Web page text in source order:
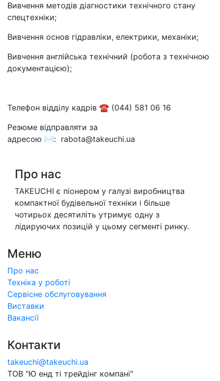
Вивчення методів діагностики технічного стану
спецтехніки;
Вивчення основ гідравліки, електрики, механіки;
Вивчення англійська технічний (робота з технічною
документацією);
Телефон відділу кадрів ☎ (044) 581 06 16
Резюме відправляти за
адресою ✉: rabota@takeuchi.ua
Про нас
TAKEUCHI є піонером у галузі виробництва
компактної будівельної техніки і більше
чотирьох десятиліть утримує одну з
лідируючих позицій у цьому сегменті ринку.
Меню
Про нас
Техніка у роботі
Сервісне обслуговування
Виставки
Вакансії
Контакти
takeuchi@takeuchi.ua
ТОВ "Ю енд тi трейдiнг компанi"